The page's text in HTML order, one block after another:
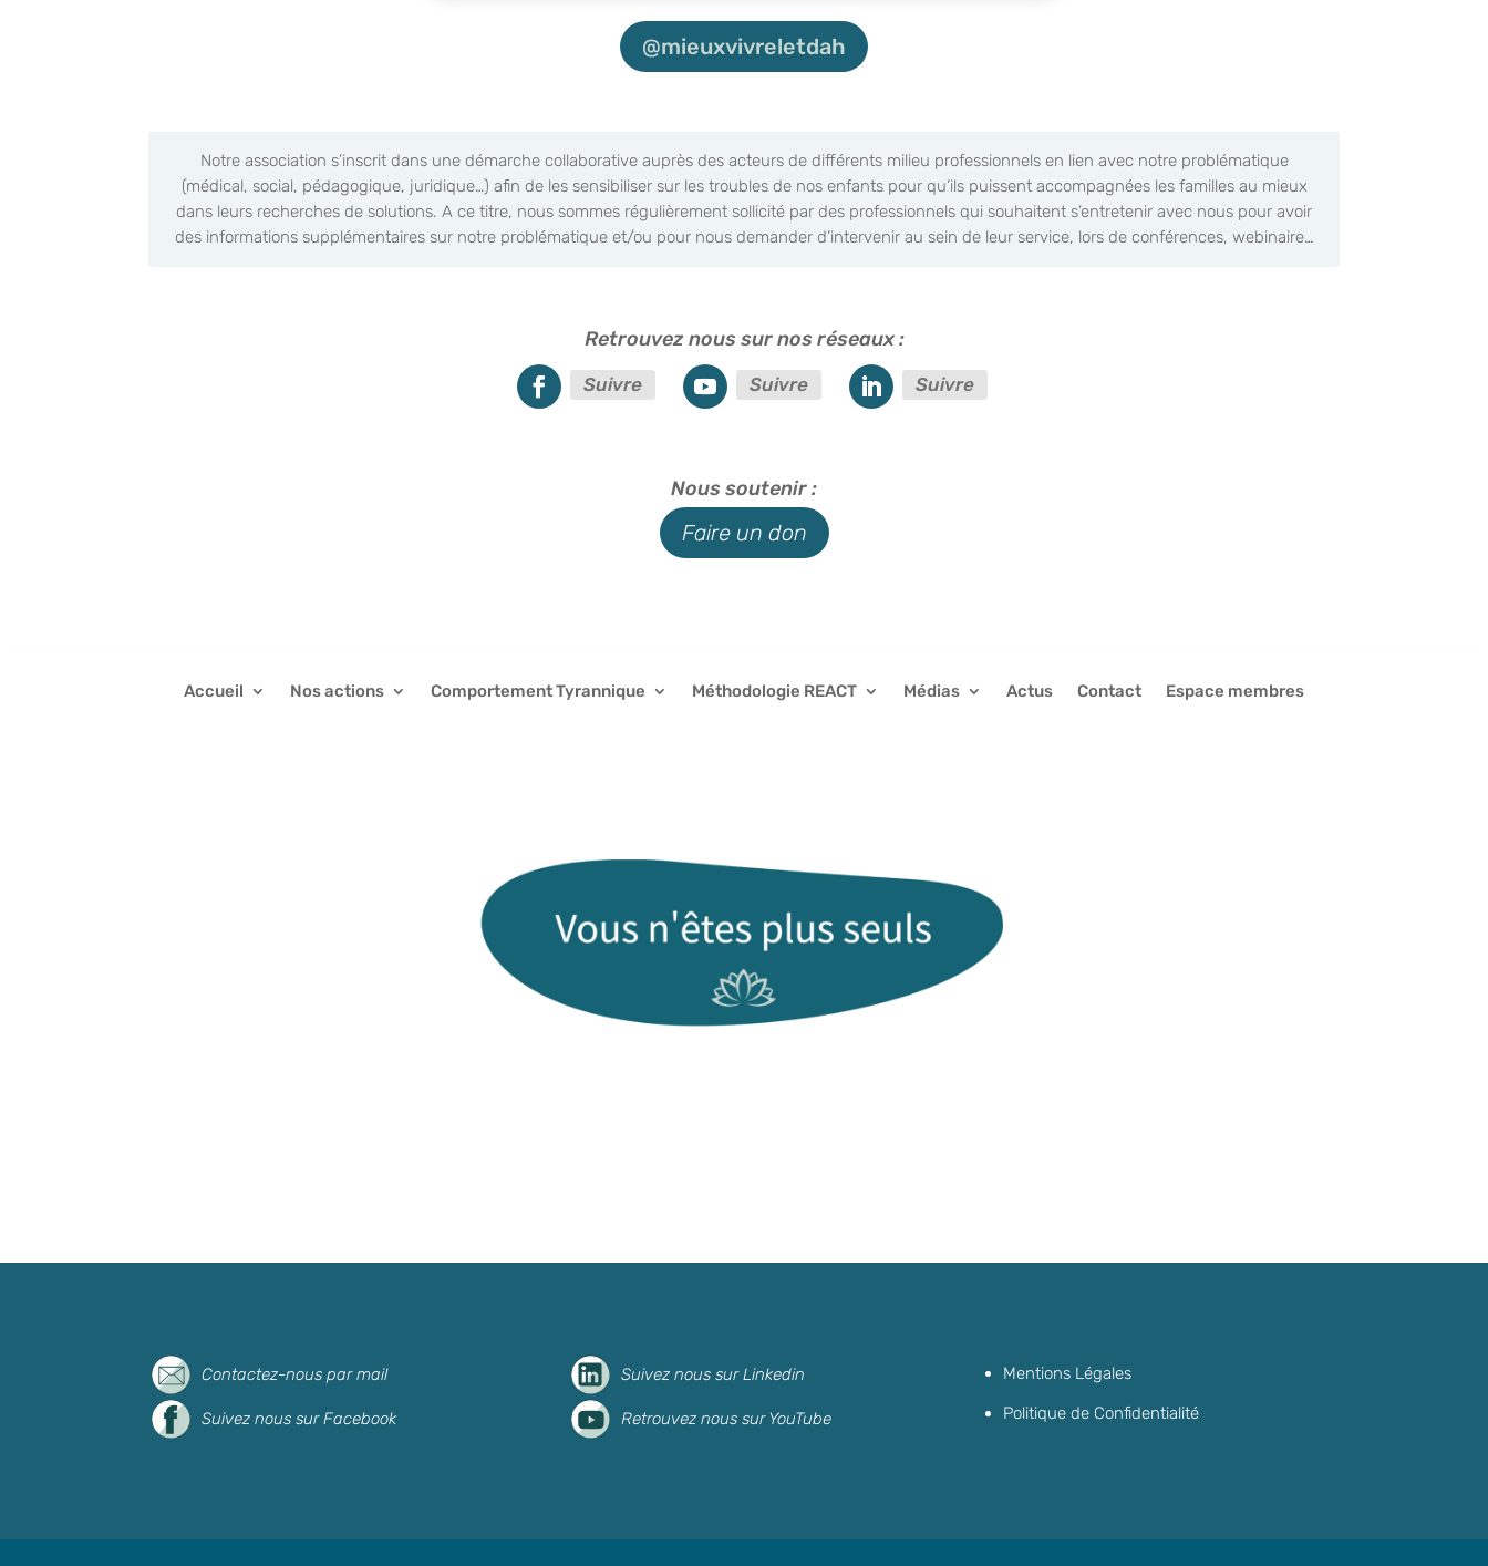
@mieuxvivreletdah
Notre association s’inscrit dans une démarche collaborative auprès des acteurs de différents milieu professionnels en lien avec notre problématique
(médical, social, pédagogique, juridique…) afin de les sensibiliser sur les troubles de nos enfants pour qu’ils puissent accompagnées les familles au mieux
dans leurs recherches de solutions. A ce titre, nous sommes régulièrement sollicité par des professionnels qui souhaitent s’entretenir avec nous pour avoir
des informations supplémentaires sur notre problématique et/ou pour nous demander d’intervenir au sein de leur service, lors de conférences, webinaire…
Retrouvez nous sur nos réseaux :
Suivre Suivre Suivre
Nous soutenir :
Faire un don
Accueil Nos actions Comportement Tyrannique Méthodologie REACT Médias Actus Contact Espace membres
Contactez-nous par mail
Suivez nous sur Facebook
Suivez nous sur Linkedin
Retrouvez nous sur YouTube
Mentions Légales
Politique de Confidentialité